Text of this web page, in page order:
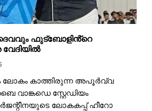
ദൈവവും ഫുട്ബോളിൻ്റെ
വേദിയില്‍
ലോകം കാത്തിരുന്ന അപൂർവ്വ
വാങ്കഡെ സ്റ്റേഡിയം
ലോകകപ്പ് ഹീറോ